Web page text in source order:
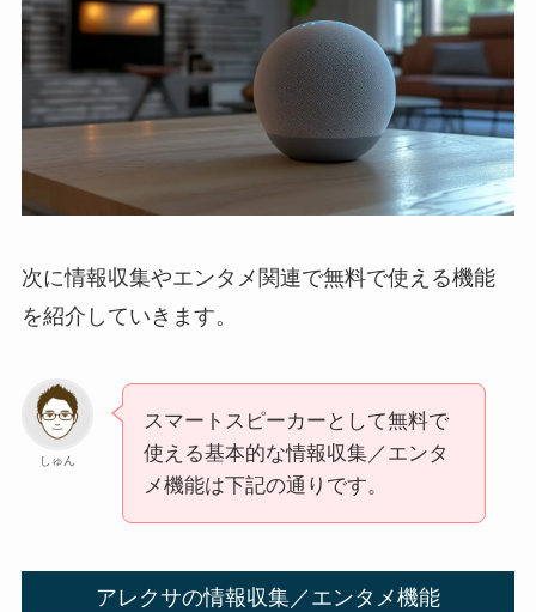
次に情報収集やエンタメ関連で無料で使える機能
を紹介していきます。
しゅん
スマートスピーカーとして無料で
使える基本的な情報収集／エンタ
メ機能は下記の通りです。
アレクサの情報収集／エンタメ機能